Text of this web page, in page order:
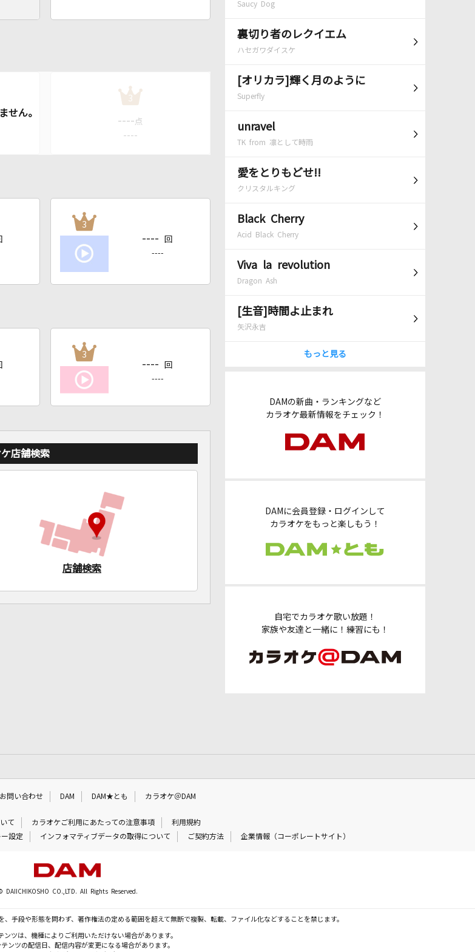
Saucy Dog
裏切り者のレクイエム
ハセガワダイスケ
[オリカラ]輝く月のように
Superfly
unravel
TK from 凛として時雨
愛をとりもどせ!!
クリスタルキング
Black Cherry
Acid Black Cherry
Viva la revolution
Dragon Ash
[生音]時間よ止まれ
矢沢永吉
もっと見る
DAMの新曲・ランキングなど
カラオケ最新情報をチェック！
DAMに会員登録・ログインして
カラオケをもっと楽しもう！
自宅でカラオケ歌い放題！
家族や友達と一緒に！練習にも！
3
---- 点
----
3
---- 回
----
3
---- 回
----
店舗検索
店舗検索
お問い合わせ DAM DAM★とも カラオケ＠DAM
て カラオケご利用にあたっての注意事項
利用規約
設定 インフォマティブデータの取得について ご契約方法 企業情報（コーポレートサイト）
DAIICHIKOSHO CO.,LTD. All Rights Reserved.
手段や形態を問わず、著作権法の定める範囲を超えて無断で複製、転載、ファイル化などすることを禁じます。
ンツは、機種によりご利用いただけない場合があります。
ンツの配信日、配信内容が変更になる場合があります。